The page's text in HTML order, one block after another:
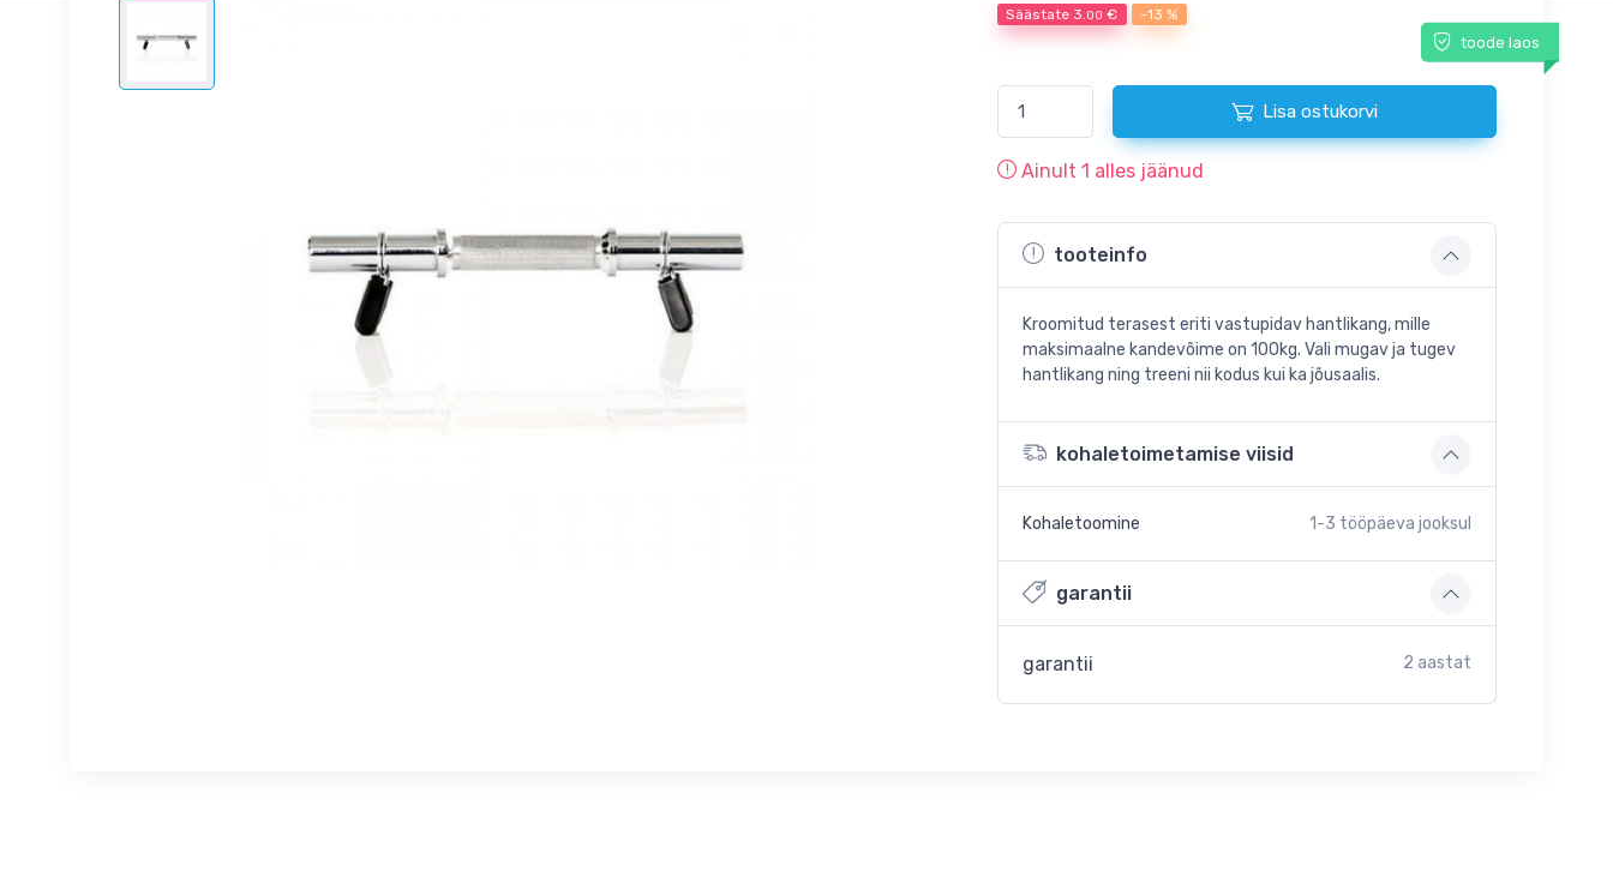
Säästate 3.00 € -13 %
toode laos
Lisa ostukorvi
Ainult 1 alles jäänud
tooteinfo
Kroomitud terasest eriti vastupidav hantlikang, mille
maksimaalne kandevõime on 100kg. Vali mugav ja tugev
hantlikang ning treeni nii kodus kui ka jõusaalis.
kohaletoimetamise viisid
Kohaletoomine 1-3 tööpäeva jooksul
garantii
garantii 2 aastat